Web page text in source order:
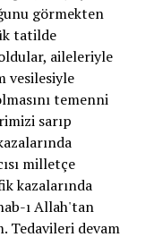
görmekten
tatilde
aileleriyle
vesilesiyle
temenni
sarıp
milletçe
kazalarında
ı Allah'tan
Tedavileri devam